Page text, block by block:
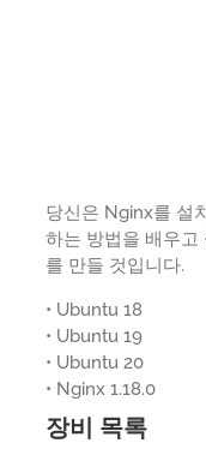
당신은 Nginx를 설
하는 방법을 배우고
를 만들 것입니다.
• Ubuntu 18
• Ubuntu 19
• Ubuntu 20
• Nginx 1.18.0
장비 목록